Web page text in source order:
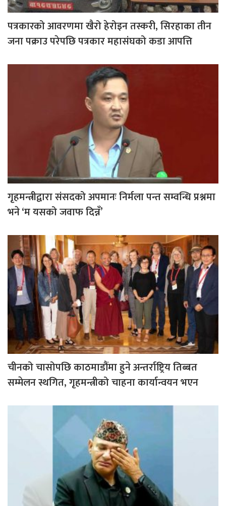
पत्रकारको आवरणमा खैरो हेरोइन तस्करी, सिरहाका तीन
जना पक्राउ परेपछि पत्रकार महासंघको कडा आपत्ति
गृहमन्त्रीद्वारा संसदको अपमानः निर्मला पन्त सम्वन्धि प्रश्नमा
भने ‘म यसको जवाफ दिन्नँ’
चीनको चासोपछि काठमाडौंमा हुने अन्तर्राष्ट्रिय तिब्बत
सम्मेलन स्थगित, गृहमन्त्रीको चाहना कार्यान्वयन भएन